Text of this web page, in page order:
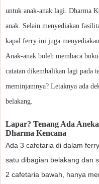
untuk anak-anak lagi. Dharma
anak. Selain menyediakan
kapal ferry ini juga
Anak-anak boleh membaca
catatan dikembalikan lagi pada
meminjamnya? Letaknya ada
belakang.
Lapar? Tenang Ada
Dharma Kencana
Ada 3 cafetaria di dalam
satu dibagian belakang dan
2 cafetaria bawah, hanya